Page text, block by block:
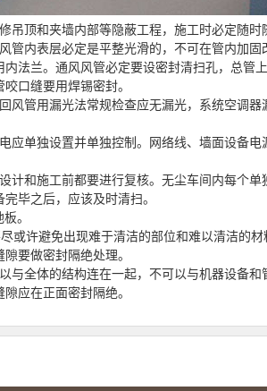
顶和夹墙内部等隐蔽工程，施工时必定随时
内表层必定是平整光滑的，不可在管内加固
法兰。通风风管必定要设密封清扫孔，总管
口缝要用焊锡密封。
管用漏光法常规检查应无漏光，系统空调器
单独设置并单独控制。网络线、墙面设备电
和施工前都要进行复核。无尘车间内每个单
毕之后，应该及时清扫。
。
许避免出现难于清洁的部位和难以清洁的材
要做密封隔绝处理。
全体的结构连在一起，不可以与机器设备和
应在正面密封隔绝。